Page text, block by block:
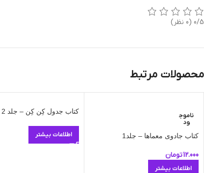
0/5 (0 نظر)
محصولات مرتبط
ناموج
ود
کتاب جادوی معماها – جلد1
12.000تومان
اطلاعات بیشتر
کتاب جدول کِن کِن – جلد 2
اطلاعات بیشتر